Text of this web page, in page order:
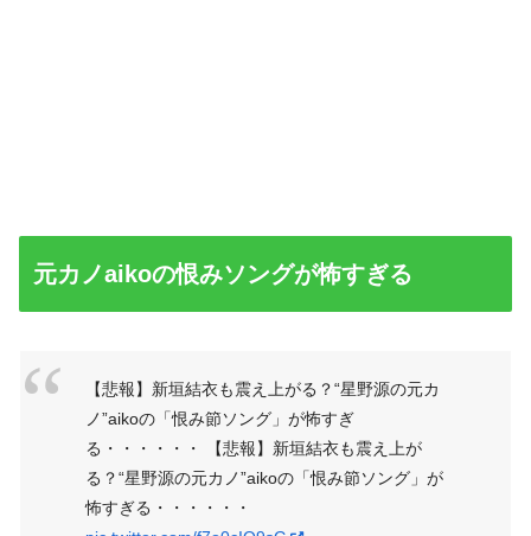
元カノaikoの恨みソングが怖すぎる
【悲報】新垣結衣も震え上がる？“星野源の元カ
ノ”aikoの「恨み節ソング」が怖すぎ
る・・・・・・ 【悲報】新垣結衣も震え上が
る？“星野源の元カノ”aikoの「恨み節ソング」が
怖すぎる・・・・・・